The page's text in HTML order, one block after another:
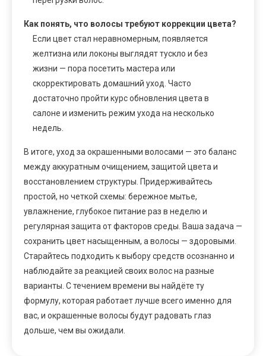
Как понять, что волосы требуют коррекции цвета?
Если цвет стал неравномерным, появляется
желтизна или локоны выглядят тускло и без
жизни — пора посетить мастера или
скорректировать домашний уход. Часто
достаточно пройти курс обновления цвета в
салоне и изменить режим ухода на несколько
недель.
В итоге, уход за окрашенными волосами — это баланс
между аккуратным очищением, защитой цвета и
восстановлением структуры. Придерживайтесь
простой, но четкой схемы: бережное мытье,
увлажнение, глубокое питание раз в неделю и
регулярная защита от факторов среды. Ваша задача —
сохранить цвет насыщенным, а волосы — здоровыми.
Старайтесь подходить к выбору средств осознанно и
наблюдайте за реакцией своих волос на разные
варианты. С течением времени вы найдёте ту
формулу, которая работает лучше всего именно для
вас, и окрашенные волосы будут радовать глаз
дольше, чем вы ожидали.